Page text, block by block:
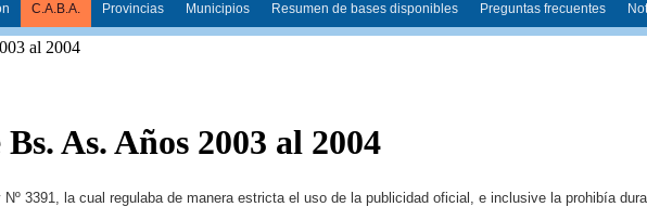
C.A.B.A. Provincias Municipios Resumen de bases disponibles Preguntas frecuentes
al 2004
As. Años 2003 al 2004
Nº 3391, la cual regulaba de manera estricta el uso de la publicidad oficial, e inclusive la prohibía